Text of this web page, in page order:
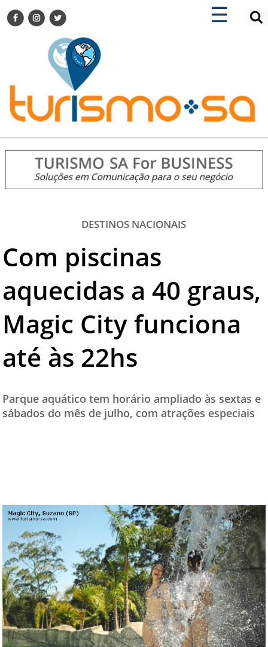
☰
×
TURISMO SA FOR BUSINESS
DESTINOS NACIONAIS
DESTINOS INTERNACIONAIS
CITY BREAK
TURISMO E MERCADO
EVENTOS
HOTELARIA
DICAS
TURISMO SA TV
TESTADO E APROVADO
PARCEIROS
QUEM SOMOS - EQUIPE
CONTATO
×
ENCONTRE SUA NOTÍCIA
DESTINOS NACIONAIS
Com piscinas
aquecidas a 40 graus,
Magic City funciona
até às 22​hs​
Parque aquático tem horário ampliado às sextas e
sábados do mês de julho, com atrações especiais